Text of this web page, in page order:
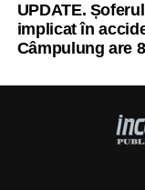
UPDATE.
implicat în
Câmpulung are